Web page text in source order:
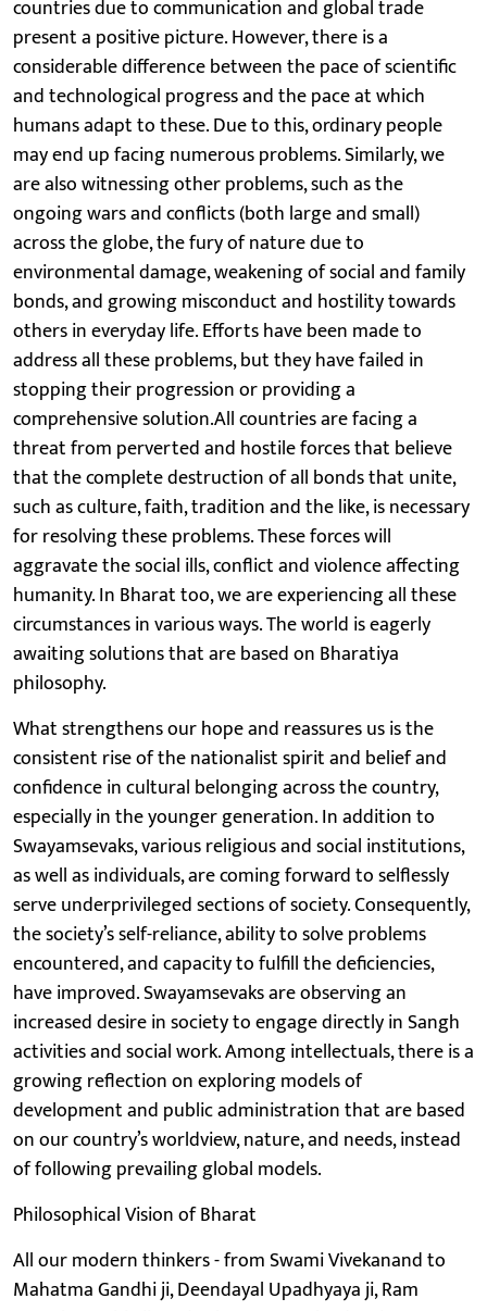
countries due to communication and global trade
present a positive picture. However, there is a
considerable difference between the pace of scientific
and technological progress and the pace at which
humans adapt to these. Due to this, ordinary people
may end up facing numerous problems. Similarly, we
are also witnessing other problems, such as the
ongoing wars and conflicts (both large and small)
across the globe, the fury of nature due to
environmental damage, weakening of social and family
bonds, and growing misconduct and hostility towards
others in everyday life. Efforts have been made to
address all these problems, but they have failed in
stopping their progression or providing a
comprehensive solution.All countries are facing a
threat from perverted and hostile forces that believe
that the complete destruction of all bonds that unite,
such as culture, faith, tradition and the like, is necessary
for resolving these problems. These forces will
aggravate the social ills, conflict and violence affecting
humanity. In Bharat too, we are experiencing all these
circumstances in various ways. The world is eagerly
awaiting solutions that are based on Bharatiya
philosophy.
What strengthens our hope and reassures us is the
consistent rise of the nationalist spirit and belief and
confidence in cultural belonging across the country,
especially in the younger generation. In addition to
Swayamsevaks, various religious and social institutions,
as well as individuals, are coming forward to selflessly
serve underprivileged sections of society. Consequently,
the society’s self-reliance, ability to solve problems
encountered, and capacity to fulfill the deficiencies,
have improved. Swayamsevaks are observing an
increased desire in society to engage directly in Sangh
activities and social work. Among intellectuals, there is a
growing reflection on exploring models of
development and public administration that are based
on our country’s worldview, nature, and needs, instead
of following prevailing global models.
Philosophical Vision of Bharat
All our modern thinkers - from Swami Vivekanand to
Mahatma Gandhi ji, Deendayal Upadhyaya ji, Ram